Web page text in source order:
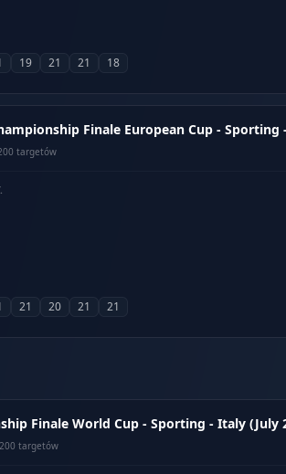
19 21 21 18
Finale European Cup - Sporting
targetów
21 20 21 21
Finale World Cup - Sporting - Italy (July
200 targetów